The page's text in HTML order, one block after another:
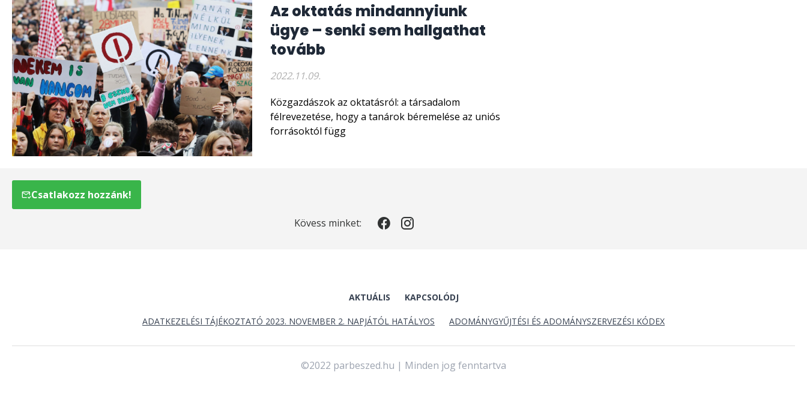
Az oktatás mindannyiunk
ügye – senki sem hallgathat
tovább
2022.11.09.
Közgazdászok az oktatásról: a társadalom
félrevezetése, hogy a tanárok béremelése az uniós
forrásoktól függ
Csatlakozz hozzánk!
Kövess minket:
AKTUÁLIS KAPCSOLÓDJ
ADATKEZELÉSI TÁJÉKOZTATÓ 2023. NOVEMBER 2. NAPJÁTÓL HATÁLYOS ADOMÁNYGYŰJTÉSI ÉS ADOMÁNYSZERVEZÉSI KÓDEX
©2022 parbeszed.hu | Minden jog fenntartva